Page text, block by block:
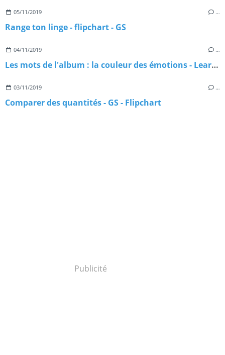
05/11/2019 …
Range ton linge - flipchart - GS
04/11/2019 …
Les mots de l'album : la couleur des émotions - Learningapps
03/11/2019 …
Comparer des quantités - GS - Flipchart
Publicité